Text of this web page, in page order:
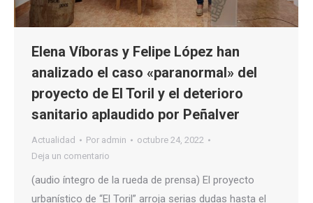
Elena Víboras y Felipe López han
analizado el caso «paranormal» del
proyecto de El Toril y el deterioro
sanitario aplaudido por Peñalver
Actualidad Por admin
octubre 24, 2022
Deja un comentario
(audio íntegro de la rueda de prensa) El proyecto
urbanístico de “El Toril” arroja serias dudas hasta el